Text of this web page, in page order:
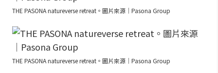
THE PASONA natureverse retreat。圖片來源｜Pasona Group
THE PASONA natureverse retreat。圖片來源｜Pasona Group